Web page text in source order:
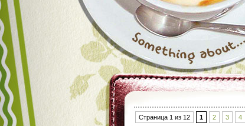
Страница 1 из 12 1 2 3 4